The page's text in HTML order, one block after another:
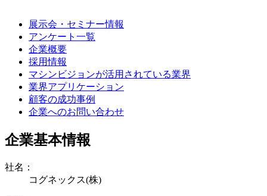
展示会・セミナー情報
アンケート一覧
企業概要
採用情報
マシンビジョンが活用されている業界
業界アプリケーション
顧客の成功事例
企業へのお問い合わせ
企業基本情報
社名：
コグネックス(株)